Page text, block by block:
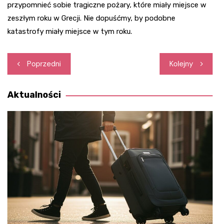
przypomnieć sobie tragiczne pożary, które miały miejsce w
zeszłym roku w Grecji. Nie dopuśćmy, by podobne
katastrofy miały miejsce w tym roku.
Nawigacja
wpisu
Poprzedni Kolejny
Aktualności